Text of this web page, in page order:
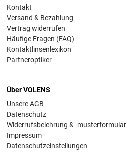
Kontakt
Versand & Bezahlung
Vertrag widerrufen
Häufige Fragen (FAQ)
Kontaktlinsenlexikon
Partneroptiker
Über VOLENS
Unsere AGB
Datenschutz
Widerrufsbelehrung & -musterformular
Impressum
Datenschutzeinstellungen